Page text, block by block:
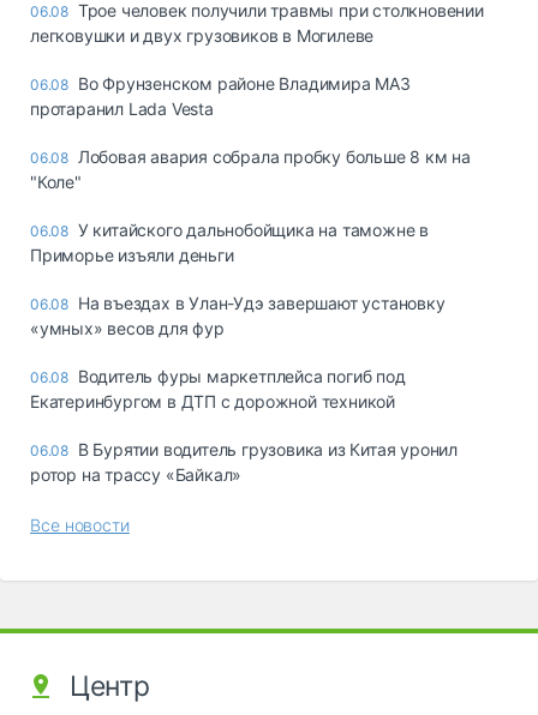
06.08 Трое человек получили травмы при столкновении
легковушки и двух грузовиков в Могилеве
06.08 Во Фрунзенском районе Владимира МАЗ
протаранил Lada Vesta
06.08 Лобовая авария собрала пробку больше 8 км на
"Коле"
06.08 У китайского дальнобойщика на таможне в
Приморье изъяли деньги
06.08 Ha въeздax в Улaн-Удэ зaвepшaют ycтaнoвкy
«yмныx» вecoв для фyp
06.08 Водитель фуры маркетплейса погиб под
Екатеринбургом в ДТП с дорожной техникой
06.08 В Бурятии водитель грузовика из Китая уронил
ротор на трассу «Байкал»
Все новости
Центр